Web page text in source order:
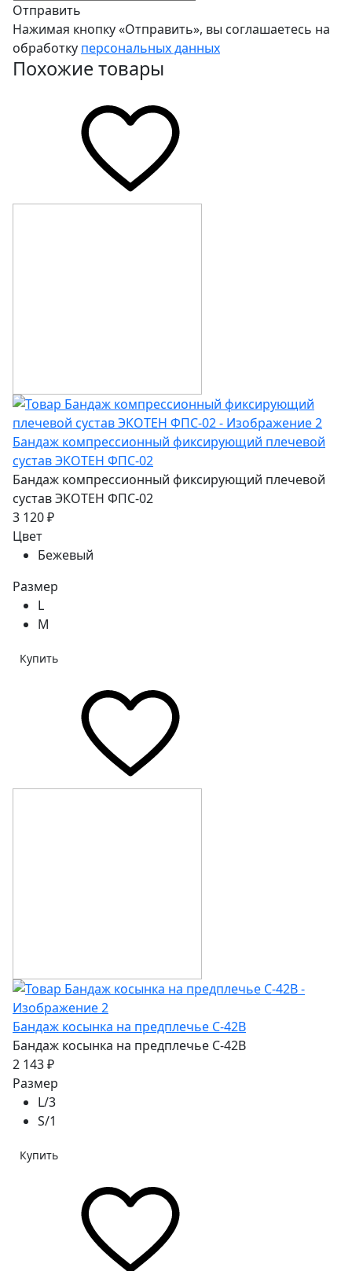
Отправить
Нажимая кнопку «Отправить», вы соглашаетесь на
обработку персональных данных
Похожие товары
Бандаж компрессионный фиксирующий плечевой
сустав ЭКОТЕН ФПС-02
Бандаж компрессионный фиксирующий плечевой
сустав ЭКОТЕН ФПС-02
3 120 ₽
Цвет
Бежевый
Размер
L
M
Купить
Бандаж косынка на предплечье C-42В
Бандаж косынка на предплечье C-42В
2 143 ₽
Размер
L/3
S/1
Купить